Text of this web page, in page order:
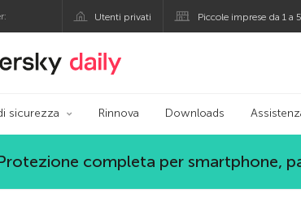
Utenti privati Piccole imprese da 1 a
Blog ufficiale di Kaspersky
sicurezza Rinnova Downloads
completa per smartphone,